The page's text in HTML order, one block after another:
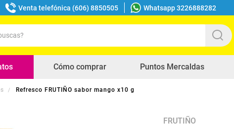
Venta telefónica (606) 8850505 Whatsapp 3226888282
Cómo comprar Puntos Mercaldas
Refresco FRUTIÑO sabor mango x10 g
FRUTIÑO
buscados